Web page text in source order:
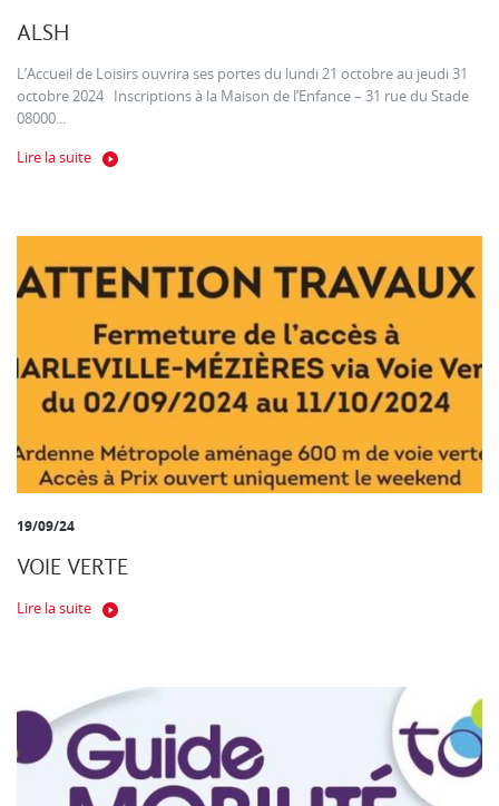
ALSH
L’Accueil de Loisirs ouvrira ses portes du lundi 21 octobre au jeudi 31
octobre 2024 Inscriptions à la Maison de l’Enfance – 31 rue du Stade
08000...
Lire la suite
19/09/24
VOIE VERTE
Lire la suite